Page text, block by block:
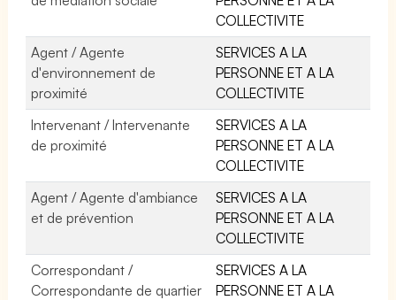
COLLECTIVITE
Agent / Agente
d'environnement de
proximité
SERVICES A LA
PERSONNE ET A LA
COLLECTIVITE
Intervenant / Intervenante
de proximité
SERVICES A LA
PERSONNE ET A LA
COLLECTIVITE
Agent / Agente d'ambiance
et de prévention
SERVICES A LA
PERSONNE ET A LA
COLLECTIVITE
Correspondant /
Correspondante de quartier
SERVICES A LA
PERSONNE ET A LA